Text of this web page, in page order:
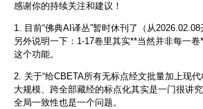
感谢你的持续关注和建议！
1. 目前“佛典AI译丛”暂时休刊了（从
另外说明一下：1-17卷里其实**当然并非每一
这个功能。
2. 关于“给CBETA所有无标点经文批量加上现代
大规模、跨全部藏经的标点化其实是一门很讲
全局一致性也是一个问题。